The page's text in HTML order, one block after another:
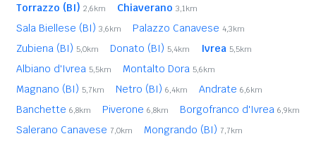
Torrazzo (BI) 2,6km Chiaverano 3,1km
Sala Biellese (BI) 3,6km Palazzo Canavese 4,3km
Zubiena (BI) 5,0km Donato (BI) 5,4km Ivrea 5,5km
Albiano d'Ivrea 5,5km Montalto Dora 5,6km
Magnano (BI) 5,7km Netro (BI) 6,4km Andrate 6,6km
Banchette 6,8km Piverone 6,8km Borgofranco d'Ivrea 6,9km
Salerano Canavese 7,0km Mongrando (BI) 7,7km